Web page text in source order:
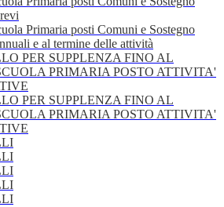
Primaria posti Comuni e Sostegno
e al termine delle attività
PER SUPPLENZA FINO AL
PRIMARIA POSTO ATTIVITA'
PER SUPPLENZA FINO AL
PRIMARIA POSTO ATTIVITA'